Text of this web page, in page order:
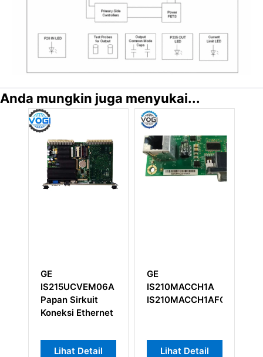
Anda mungkin juga menyukai...
GE
IS215UCVEM06A
Papan Sirkuit
Koneksi Ethernet
Lihat Detail
GE
IS210MACCH1A
IS210MACCH1AFG
Lihat Detail